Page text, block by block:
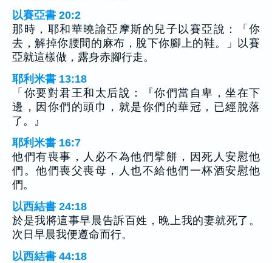
以賽亞書 20:2
那時，耶和華曉諭亞摩斯的兒子以賽亞說：「你
去，解掉你腰間的麻布，脫下你腳上的鞋。」以賽
亞就這樣做，露身赤腳行走。
耶利米書 13:18
「你要對君王和太后說：『你們當自卑，坐在下
邊，因你們的頭巾，就是你們的華冠，已經脫落
了。』
耶利米書 16:7
他們有喪事，人必不為他們擘餅，因死人安慰他
們。他們喪父喪母，人也不給他們一杯酒安慰他
們。
以西結書 24:18
於是我將這事早晨告訴百姓，晚上我的妻就死了。
次日早晨我便遵命而行。
以西結書 44:18